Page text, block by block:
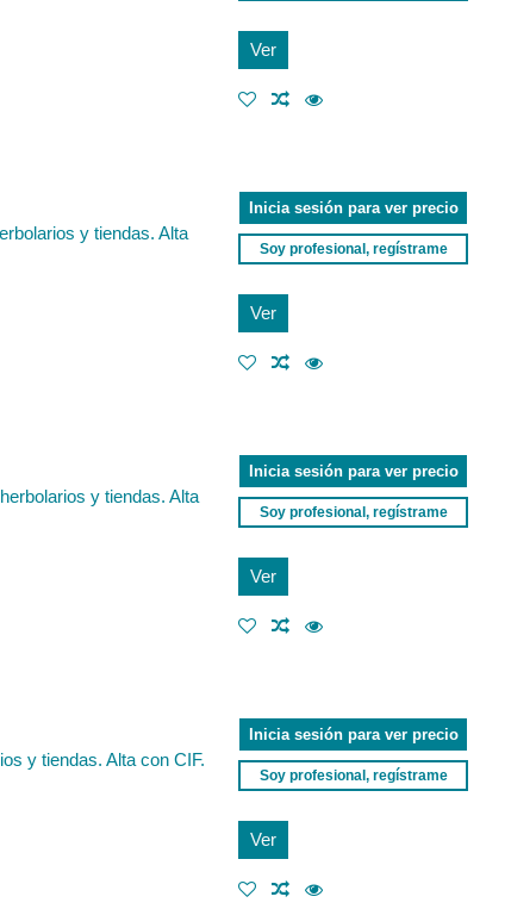
Ver
y tiendas. Alta
Inicia sesión para ver precio
Soy profesional, regístrame
Ver
y tiendas. Alta
Inicia sesión para ver precio
Soy profesional, regístrame
Ver
y tiendas. Alta con CIF.
Inicia sesión para ver precio
Soy profesional, regístrame
Ver